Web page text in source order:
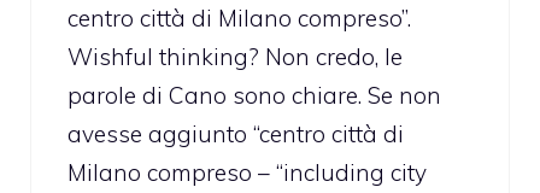
centro città di Milano compreso”.
Wishful thinking? Non credo, le
parole di Cano sono chiare. Se non
avesse aggiunto “centro città di
Milano compreso – “including city